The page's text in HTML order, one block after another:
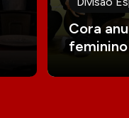
Cora